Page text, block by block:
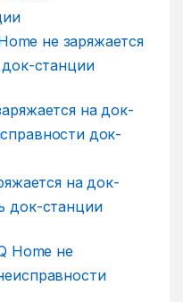
не заряжается
станции
на док-
док-станции